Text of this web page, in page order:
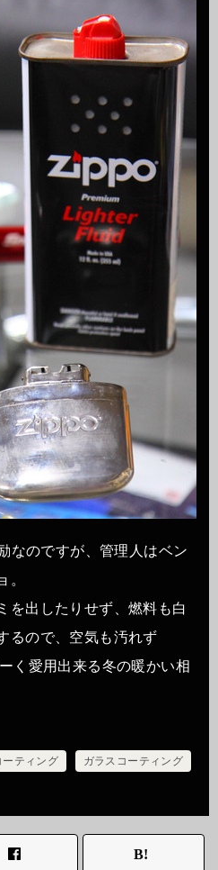
なのですが、管理人はベン
。
を出したりせず、燃料も白
るので、空気も汚れず
く愛用出来る冬の暖かい相
ティング ガラスコーティング